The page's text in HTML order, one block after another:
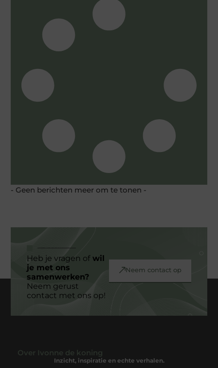
- Geen berichten meer om te tonen -
Heb je vragen ofwil
je met ons
samenwerken?
Neem gerust
contact met ons op!
Neem contact op
Over Ivonne de koning
Inzicht, inspiratie en echte verhalen.